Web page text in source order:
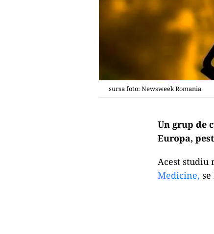
sursa foto: Newsweek Romania
Un grup de
Europa,
Acest studiu
Medicine,